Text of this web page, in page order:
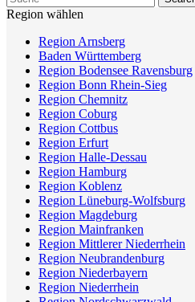
Region wählen
Region Arnsberg
Baden Württemberg
Region Bodensee Ravensburg
Region Bonn Rhein-Sieg
Region Chemnitz
Region Coburg
Region Cottbus
Region Erfurt
Region Halle-Dessau
Region Hamburg
Region Koblenz
Region Lüneburg-Wolfsburg
Region Magdeburg
Region Mainfranken
Region Mittlerer Niederrhein
Region Neubrandenburg
Region Niederbayern
Region Niederrhein